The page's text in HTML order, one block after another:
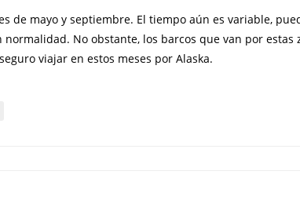
de mayo y septiembre. El tiempo aún es variable,
No obstante, los barcos que van por estas
viajar en estos meses por Alaska.